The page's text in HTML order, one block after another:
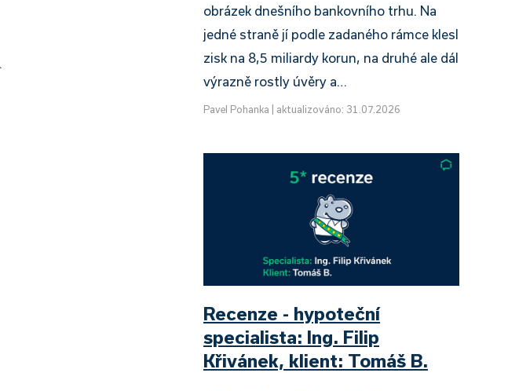
obrázek dnešního bankovního trhu. Na
jedné straně jí podle zadaného rámce klesl
zisk na 8,5 miliardy korun, na druhé ale dál
výrazně rostly úvěry a…
Pavel Pohanka aktualizováno: 31.07.2026
Recenze - hypoteční
specialista: Ing. Filip
Křivánek, klient: Tomáš B.